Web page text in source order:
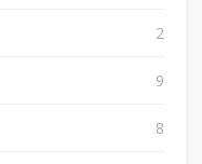
2
9
8